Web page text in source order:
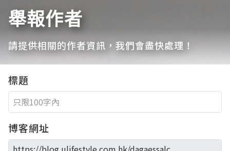
舉報作者
請提供相關的作者資訊，我們會盡快處理！
標題
博客網址